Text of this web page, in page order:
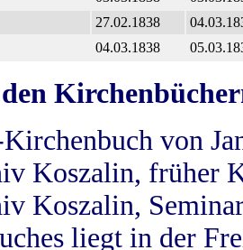
27.02.1838
04.03.1838
von
Koszalin, früher
Koszalin,
liegt in der